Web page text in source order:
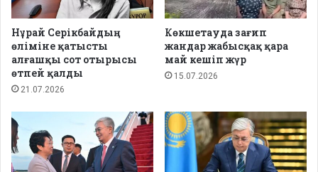
Нұрай Серікбайдың
өліміне қатысты
алғашқы сот отырысы
өтпей қалды
21.07.2026
Көкшетауда зағип
жандар жабысқақ қара
май кешіп жүр
15.07.2026